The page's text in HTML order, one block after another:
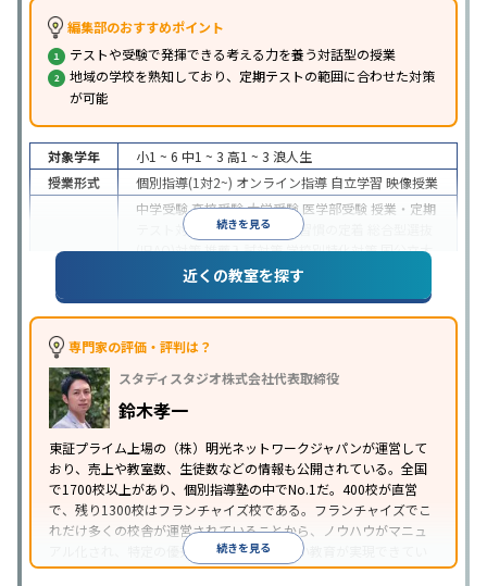
編集部のおすすめポイント
テストや受験で発揮できる考える力を養う対話型の授業
地域の学校を熟知しており、定期テストの範囲に合わせた対策
が可能
続きを見る
対象学年 小1 ~ 6 中1 ~ 3 高1 ~ 3 浪人生
授業形式
個別指導(1対2~) オンライン指導 自立学習 映像授業
中学受験高校受験大学受験 医学部受験 授業・定期
テスト対策
内申点対策 学習習慣の定着
(旧AO)対策推薦入試対策学校別特化対策国公立大
私大対策共通テスト対策
英語・英会話特化
特徴
中高一貫校生に対応
の振替可能 不登校生に対応
を利用オンライン対応1科目から受講可能
習のみの受講可
り
※2023年3月調査。小学校高学年の個別指導塾アンケート調査方法を参
近くの教室を探す
専門家の評価・評判は？
スタディスタジオ株式会社代表取締役
鈴木孝一
東証プライム上場の（株）明光ネットワークジャパンが運営して
おり、売上や教室数、生徒数などの情報も公開されている。全国
で1700校以上があり、個別指導塾の中でNo.1だ。400校が直営
で、残り1300校はフランチャイズ校である。フランチャイズでこ
れだけ多くの校舎が運営されていることから、ノウハウがマニュ
アル化され、特定の優秀な人材に依存しない教育が実現できてい
ることが推測される。
続きを見る